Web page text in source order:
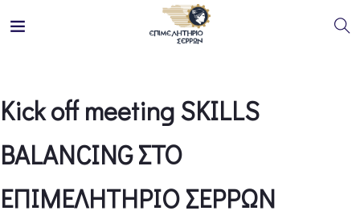
Kick off meeting SKILLS
BALANCING ΣΤΟ
ΕΠΙΜΕΛΗΤΗΡΙΟ ΣΕΡΡΩΝ